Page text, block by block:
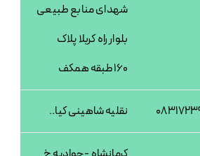
شهدای منابع طبیعی
بلوار راه کربلا پلاک
160طبقه همکف
نقلیه شاهینی کیا..